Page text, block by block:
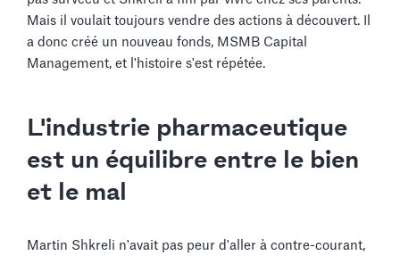
Mais il voulait toujours vendre des actions à découvert. Il
a donc créé un nouveau fonds, MSMB Capital
Management, et l'histoire s'est répétée.
L'industrie pharmaceutique
est un équilibre entre le bien
et le mal
Martin Shkreli n'avait pas peur d'aller à contre-courant,